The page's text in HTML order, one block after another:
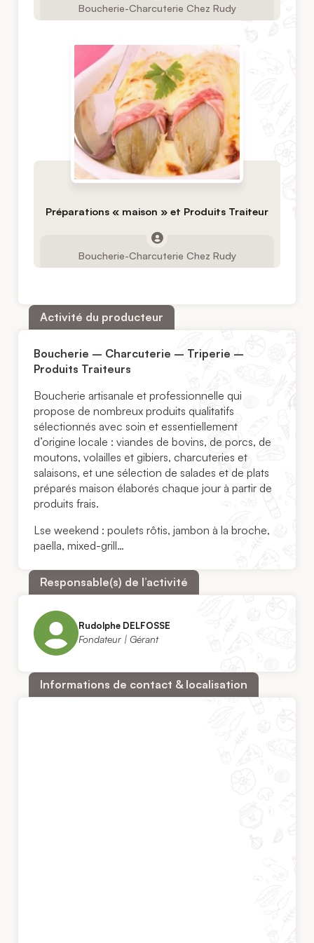
Boucherie-Charcuterie Chez Rudy
Préparations « maison » et Produits Traiteur
Boucherie-Charcuterie Chez Rudy
Activité du producteur
Boucherie – Charcuterie – Triperie –
Produits Traiteurs
Boucherie artisanale et professionnelle qui
propose de nombreux produits qualitatifs
sélectionnés avec soin et essentiellement
d’origine locale : viandes de bovins, de porcs, de
moutons, volailles et gibiers, charcuteries et
salaisons, et une sélection de salades et de plats
préparés maison élaborés chaque jour à partir de
produits frais.
Lse weekend : poulets rôtis, jambon à la broche,
paella, mixed-grill…
Responsable(s) de l’activité
Rudolphe DELFOSSE
Fondateur | Gérant
Informations de contact & localisation